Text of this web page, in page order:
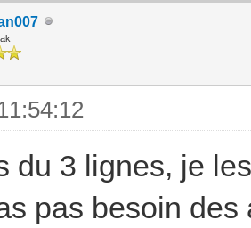
du 3 lignes, je
pas besoin